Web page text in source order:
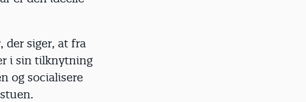
der siger, at fra
i sin tilknytning
og socialisere